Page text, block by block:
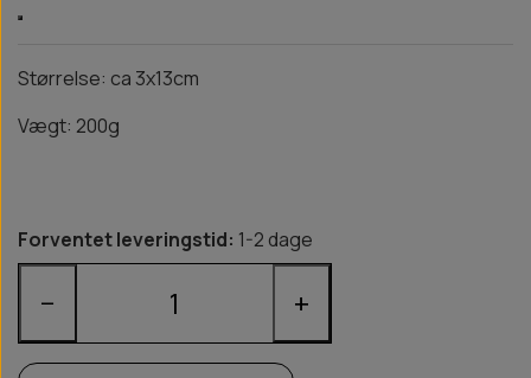
Størrelse: ca 3x13cm
Vægt: 200g
Forventet leveringstid: 1-2 dage
− +